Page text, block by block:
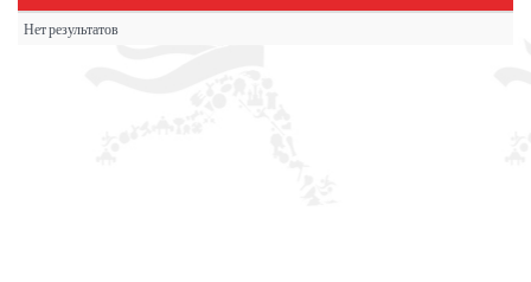
Нет результатов